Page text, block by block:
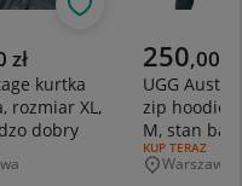
zł
kurtka
rozmiar XL,
dobry
Obserwuj
Aktualna
250,00
UGG
zip hoodie,
M, stan
RODZAJ OFERTY:
KUP TERAZ
Miejscowość
Warszawa